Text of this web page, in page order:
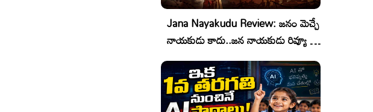
Jana Nayakudu Review: జనం మెచ్చే
నాయకుడు కాదు..జన నాయకుడు రివ్యూ &
రేటింగ్!